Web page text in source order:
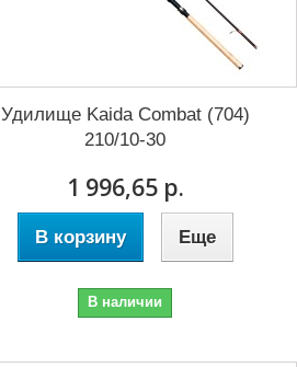
Удилище Kaida Combat (704)
210/10-30
1 996,65 р.
В корзину Еще
В наличии